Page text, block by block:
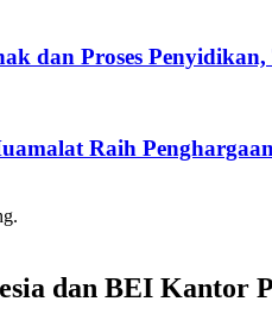
dan Proses
Raih
dan BEI Kantor